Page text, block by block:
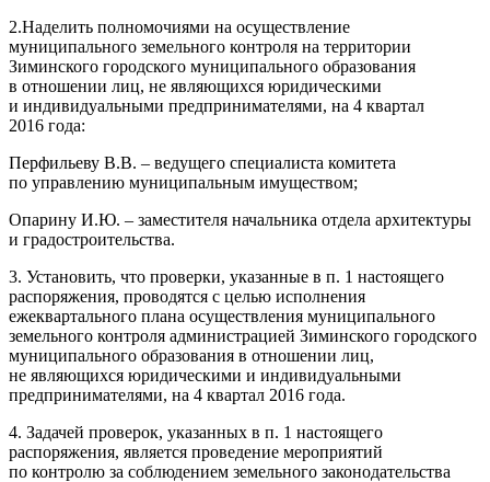
2.Наделить полномочиями на осуществление
муниципального земельного контроля на территории
Зиминского городского муниципального образования
в отношении лиц, не являющихся юридическими
и индивидуальными предпринимателями, на 4 квартал
2016 года:
Перфильеву В.В. – ведущего специалиста комитета
по управлению муниципальным имуществом;
Опарину И.Ю. – заместителя начальника отдела архитектуры
и градостроительства.
3. Установить, что проверки, указанные в п. 1 настоящего
распоряжения, проводятся с целью исполнения
ежеквартального плана осуществления муниципального
земельного контроля администрацией Зиминского городского
муниципального образования в отношении лиц,
не являющихся юридическими и индивидуальными
предпринимателями, на 4 квартал 2016 года.
4. Задачей проверок, указанных в п. 1 настоящего
распоряжения, является проведение мероприятий
по контролю за соблюдением земельного законодательства